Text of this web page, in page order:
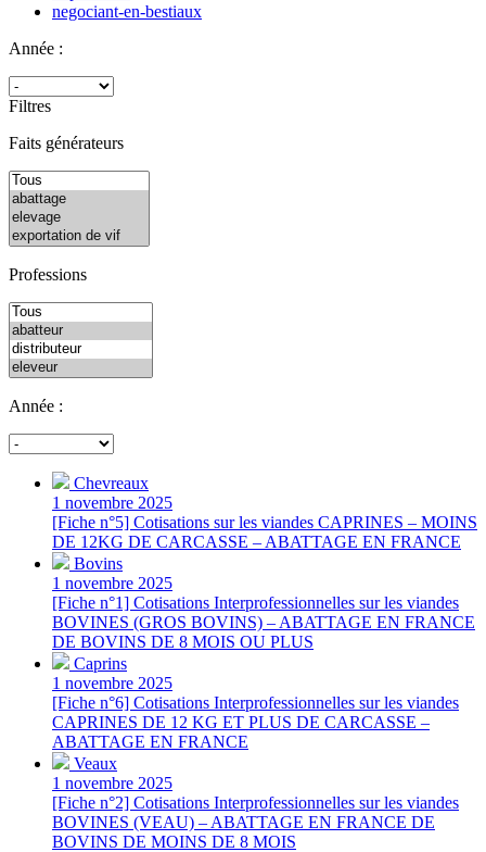
negociant-en-bestiaux
Année :
Filtres
Faits générateurs
Professions
Année :
Chevreaux
1 novembre 2025
[Fiche n°5] Cotisations sur les viandes CAPRINES – MOINS
DE 12KG DE CARCASSE – ABATTAGE EN FRANCE
Bovins
1 novembre 2025
[Fiche n°1] Cotisations Interprofessionnelles sur les viandes
BOVINES (GROS BOVINS) – ABATTAGE EN FRANCE
DE BOVINS DE 8 MOIS OU PLUS
Caprins
1 novembre 2025
[Fiche n°6] Cotisations Interprofessionnelles sur les viandes
CAPRINES DE 12 KG ET PLUS DE CARCASSE –
ABATTAGE EN FRANCE
Veaux
1 novembre 2025
[Fiche n°2] Cotisations Interprofessionnelles sur les viandes
BOVINES (VEAU) – ABATTAGE EN FRANCE DE
BOVINS DE MOINS DE 8 MOIS